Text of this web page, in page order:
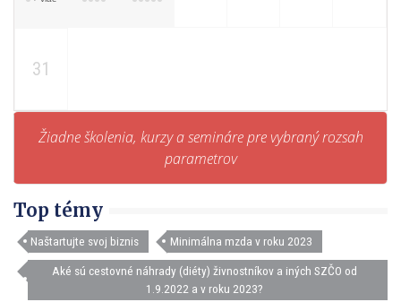
31
Žiadne školenia, kurzy a semináre pre vybraný rozsah
parametrov
Top témy
Naštartujte svoj biznis Minimálna mzda v roku 2023
Aké sú cestovné náhrady (diéty) živnostníkov a iných SZČO od
1.9.2022 a v roku 2023?